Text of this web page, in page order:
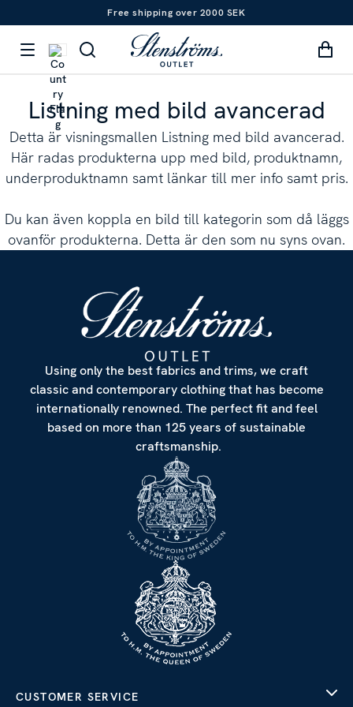
Free shipping over 2000 SEK
Listning med bild avancerad
Detta är visningsmallen Listning med bild avancerad.
Här radas produkterna upp med bild, produktnamn,
underproduktnamn samt länkar till mer info samt pris.
Du kan även koppla en bild till kategorin som då läggs
ovanför produkterna. Detta är den som nu syns ovan.
Using only the best fabrics and trims, we craft
classic and contemporary clothing that has become
internationally renowned. The perfect fit and feel
based on more than 125 years of sustainable
craftsmanship.
CUSTOMER SERVICE